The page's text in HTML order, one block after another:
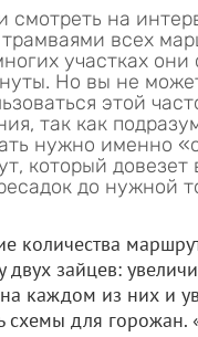
смотреть на
всех
участках они
Но вы не
этой
так как
нужно именно
который довезет
до нужной
количества
двух зайцев:
каждом из них и
схемы для